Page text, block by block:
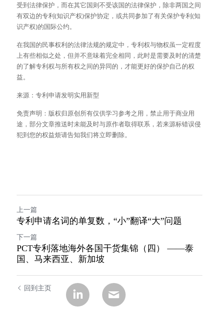
受到法律保护，而在其它国则不受该国的法律保护，除非两国之间
有双边的专利(知识产权)保护协定，或共同参加了有关保护专利(知
识产权)的国际公约。
在我国的民事权利的法律法规的规定中，专利权与物权虽一定程度
上有些相似之处，但并不意味着完全相同，此时是需要及时的清楚
的了解专利权与所有权之间的异同的，才能更好的保护自己的权
益。
来源：专利申请发明实用新型
免责声明：版权归原创所有仅供学习参考之用，禁止用于商业用
途，部分文章推送时未能及时与原作者取得联系，若来源标错误侵
犯到您的权益烦请告知我们将立即删除。
上一篇
专利申请名词的单复数，“小”翻译“大”问题
下一篇
PCT专利落地海外各国干货集锦（四） ——泰
国、马来西亚、新加坡
回到主页